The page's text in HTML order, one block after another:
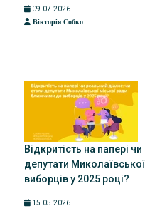
09.07.2026
Вікторія Собко
Відкритість на папері
депутати
виборців у 2025 році?
15.05.2026